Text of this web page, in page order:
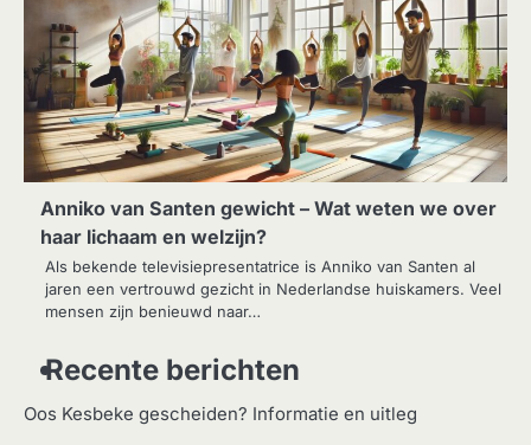
Anniko van Santen gewicht – Wat weten we over
haar lichaam en welzijn?
Als bekende televisiepresentatrice is Anniko van Santen al
jaren een vertrouwd gezicht in Nederlandse huiskamers. Veel
mensen zijn benieuwd naar…
Recente berichten
Oos Kesbeke gescheiden? Informatie en uitleg